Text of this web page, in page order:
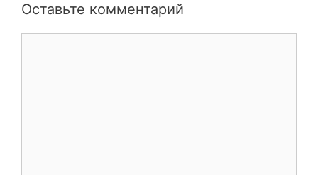
Оставьте комментарий